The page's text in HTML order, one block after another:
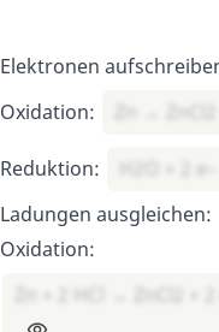
Elektronen
Oxidation:
Zn → ZnCl2
Reduktion:
H2O + 2
Ladungen ausgleichen:
Oxidation:
Zn + 2 HCl → ZnCl2 + 2